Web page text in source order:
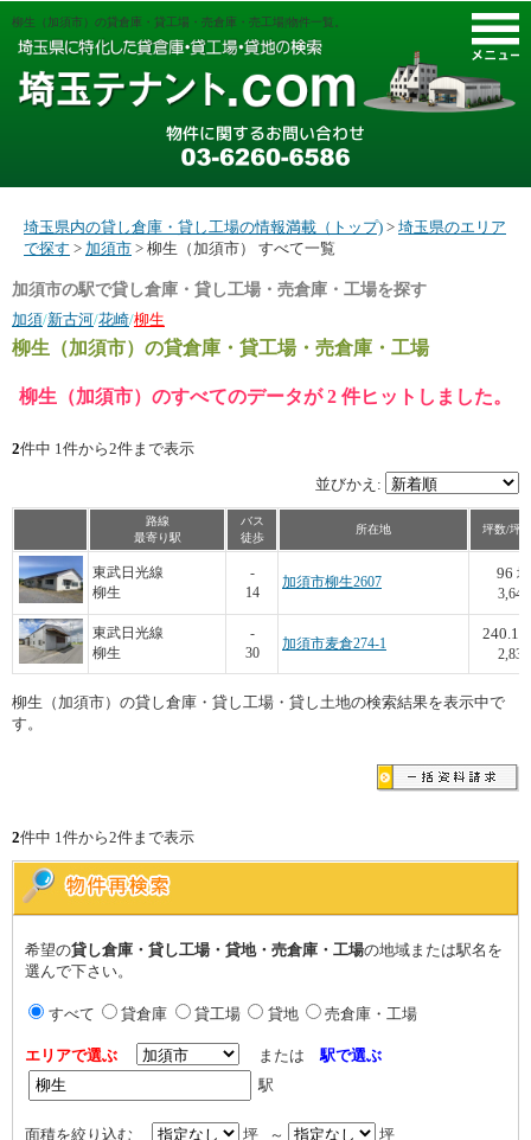
柳生（加須市）の貸倉庫・貸工場・売倉庫・売工場|物件一覧。
埼玉県内の貸し倉庫・貸し工場の情報満載（トップ) > 埼玉県のエリア
で探す > 加須市 > 柳生（加須市） すべて一覧
加須市の駅で貸し倉庫・貸し工場・売倉庫・工場を探す
加須/新古河/花崎/柳生
柳生（加須市） の貸倉庫・貸工場・売倉庫・工場
柳生（加須市）のすべてのデータが 2 件ヒットしました。
2件中 1件から2件まで表示
並びかえ:
路線
最寄り駅
バス
徒歩
所在地 坪数/坪
東武日光線
柳生
-
14
加須市柳生2607
96 坪
3,646
東武日光線
柳生
-
30
加須市麦倉274-1
240.17
2,835
柳生（加須市）の貸し倉庫・貸し工場・貸し土地の検索結果を表示中で
す。
2件中 1件から2件まで表示
希望の貸し倉庫・貸し工場・貸地・売倉庫・工場の地域または駅名を
選んで下さい。
すべて 貸倉庫 貸工場 貸地 売倉庫・工場
エリアで選ぶ または駅で選ぶ
駅
面積を絞り込む 坪 ～ 坪